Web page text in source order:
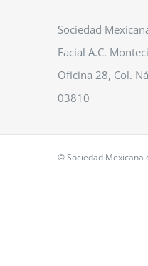
Sociedad
Facial A.C.
Oficina 28, Col.
03810
© Sociedad Mexicana